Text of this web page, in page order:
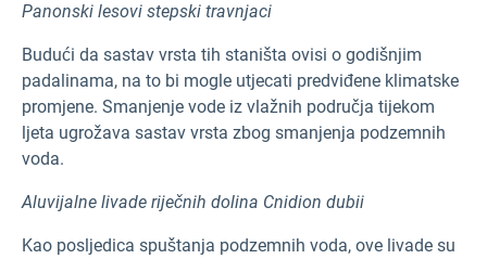
Panonski lesovi stepski travnjaci
Budući da sastav vrsta tih staništa ovisi o godišnjim
padalinama, na to bi mogle utjecati predviđene klimatske
promjene. Smanjenje vode iz vlažnih područja tijekom
ljeta ugrožava sastav vrsta zbog smanjenja podzemnih
voda.
Aluvijalne livade riječnih dolina Cnidion dubii
Kao posljedica spuštanja podzemnih voda, ove livade su